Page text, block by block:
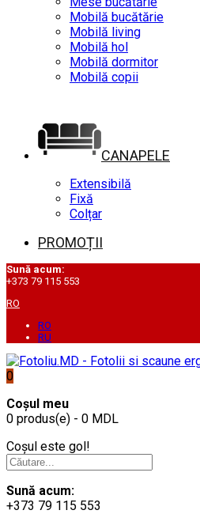
Mobilă bucătărie
Mobilă living
Mobilă hol
Mobilă dormitor
Mobilă copii
CANAPELE
Extensibilă
Fixă
Colțar
PROMOȚII
Sună acum:
+373 79 115 553
RO
RO
RU
0
Coșul meu
0 produs(e) - 0 MDL
Coșul este gol!
Sună acum:
+373 79 115 553